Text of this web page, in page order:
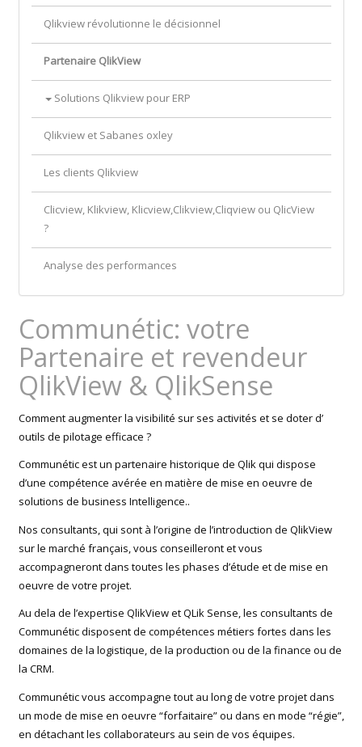
Qlikview révolutionne le décisionnel
Partenaire QlikView
Solutions Qlikview pour ERP
Qlikview et Sabanes oxley
Les clients Qlikview
Clicview, Klikview, Klicview,Clikview,Cliqview ou QlicView
?
Analyse des performances
Communétic: votre
Partenaire et revendeur
QlikView & QlikSense
Comment augmenter la visibilité sur ses activités et se doter d’
outils de pilotage efficace ?
Communétic est un partenaire historique de Qlik qui dispose
d’une compétence avérée en matière de mise en oeuvre de
solutions de business Intelligence..
Nos consultants, qui sont à l’origine de l’introduction de QlikView
sur le marché français, vous conseilleront et vous
accompagneront dans toutes les phases d’étude et de mise en
oeuvre de votre projet.
Au dela de l’expertise QlikView et QLik Sense, les consultants de
Communétic disposent de compétences métiers fortes dans les
domaines de la logistique, de la production ou de la finance ou de
la CRM.
Communétic vous accompagne tout au long de votre projet dans
un mode de mise en oeuvre “forfaitaire” ou dans en mode “régie”,
en détachant les collaborateurs au sein de vos équipes.